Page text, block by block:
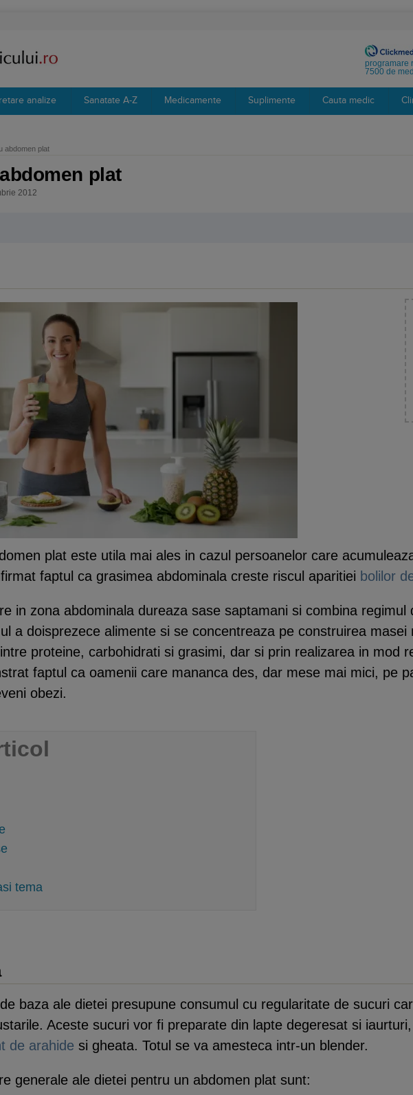
programare
7500 de
analize Sanatate A-Z Medicamente Suplimente Cauta medic
abdomen plat
plat
2012
plat este utila mai ales in cazul persoanelor care
faptul ca grasimea abdominala creste riscul aparitiei bolilor
in zona abdominala dureaza sase saptamani si combina regimul
a doisprezece alimente si se concentreaza pe construirea
proteine, carbohidrati si grasimi, dar si prin realizarea in mod
faptul ca oamenii care mananca des, dar mese mai mici, pe
obezi.
tema
baza ale dietei presupune consumul cu regularitate de sucuri
Aceste sucuri vor fi preparate din lapte degeresat si
de arahide si gheata. Totul se va amesteca intr-un blender.
generale ale dietei pentru un abdomen plat sunt: